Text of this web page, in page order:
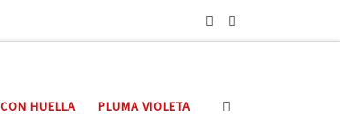
HUELLA PLUMA VIOLETA